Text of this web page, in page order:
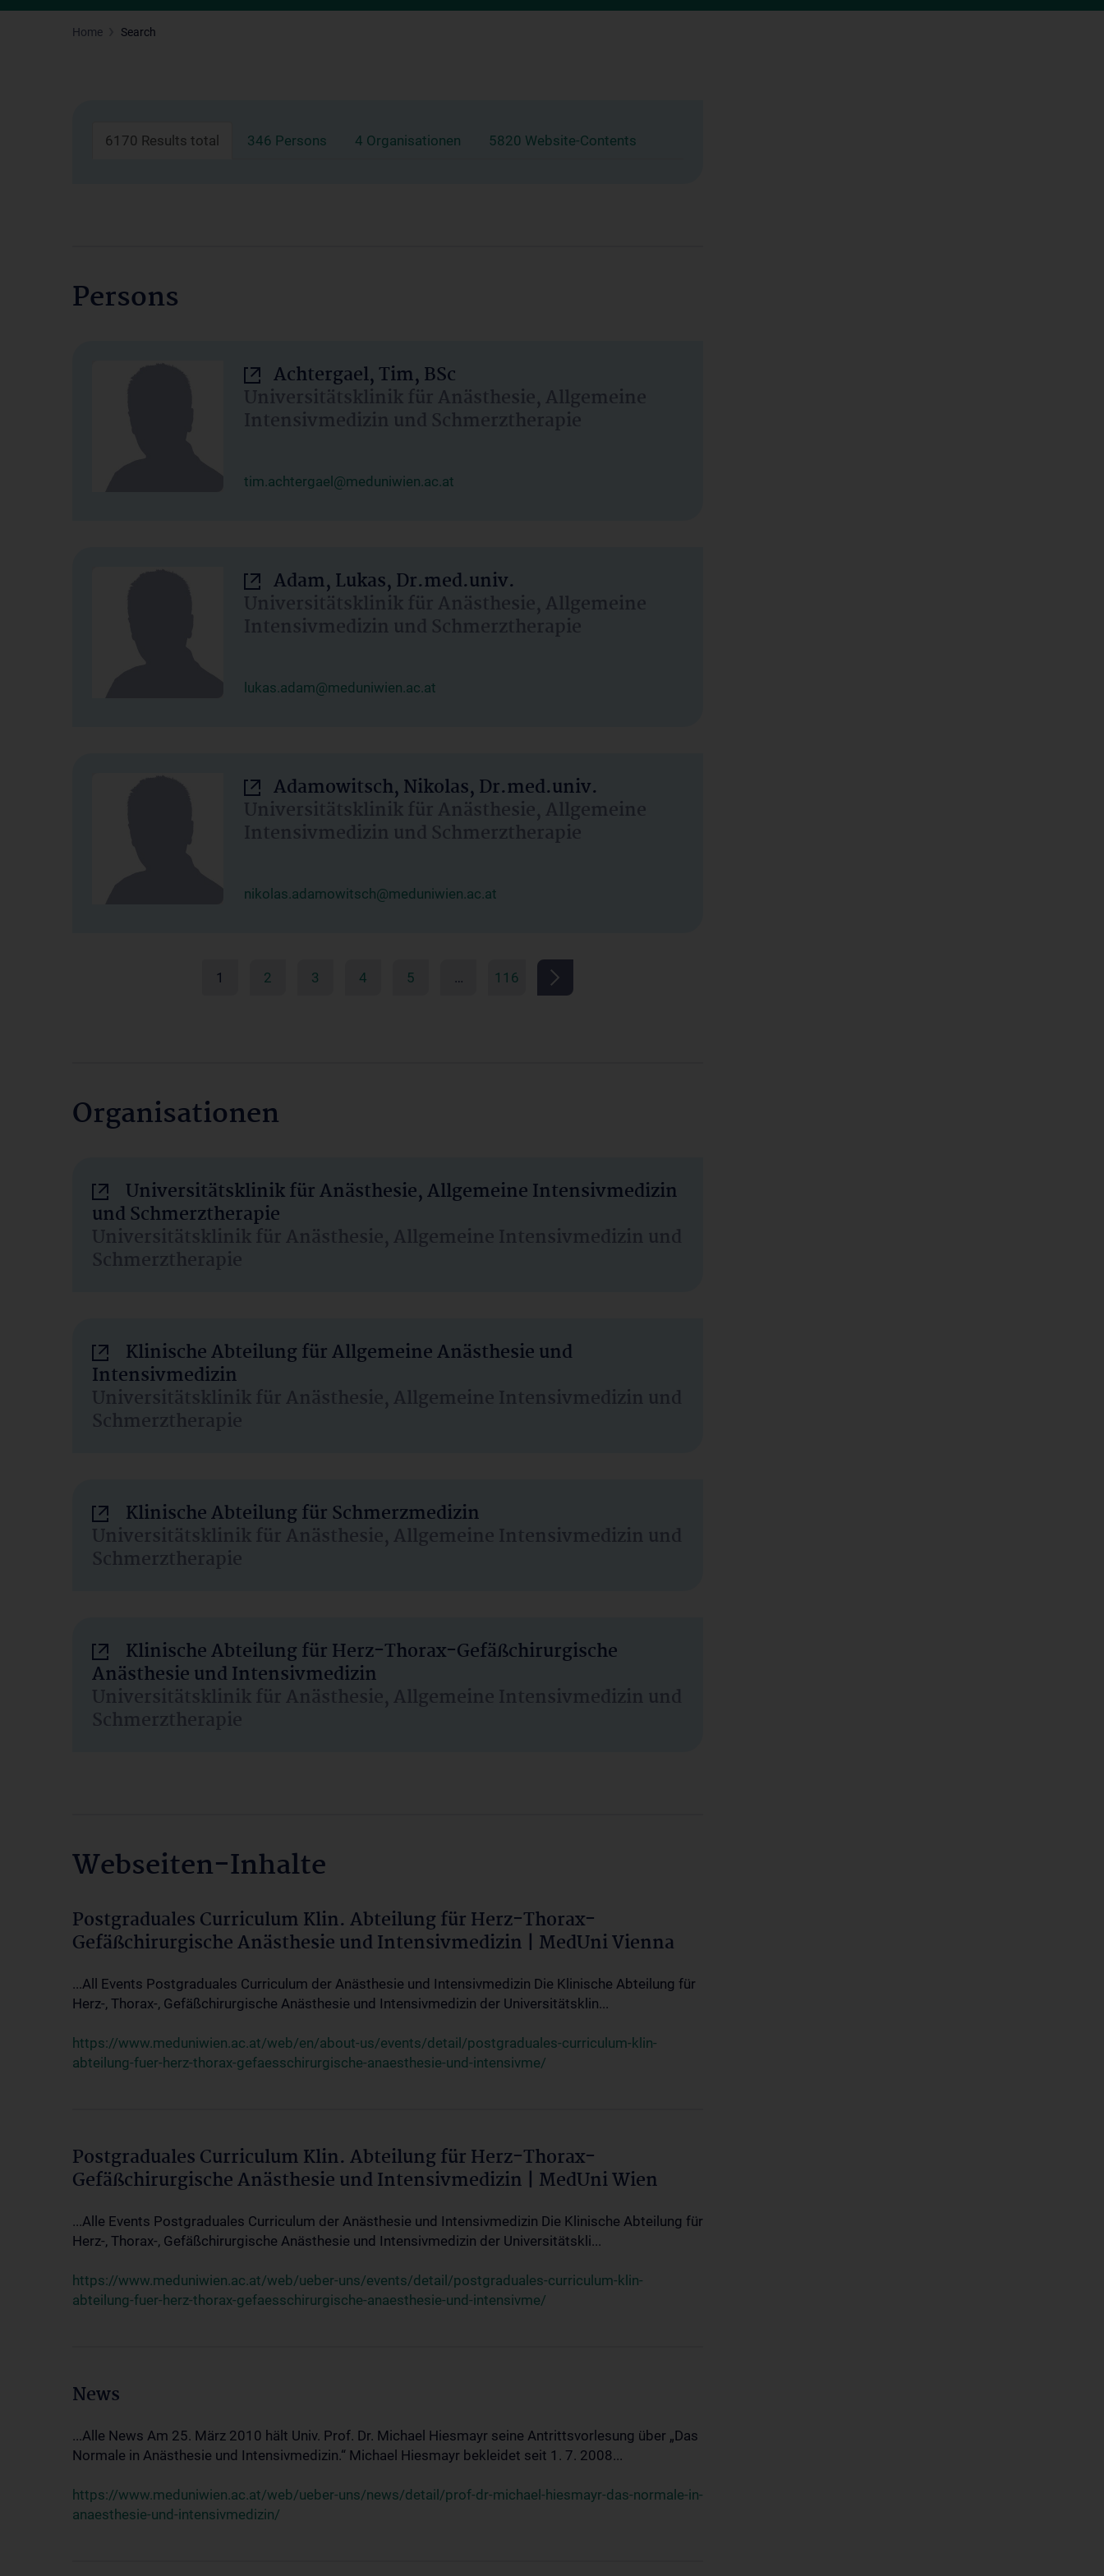
Home Search
6170 Results total 346 Persons 4 Organisationen 5820 Website-Contents
Persons
Achtergael, Tim, BSc
Universitätsklinik für Anästhesie, Allgemeine
Intensivmedizin und Schmerztherapie
tim.achtergael@meduniwien.ac.at
Adam, Lukas, Dr.med.univ.
Universitätsklinik für Anästhesie, Allgemeine
Intensivmedizin und Schmerztherapie
lukas.adam@meduniwien.ac.at
Adamowitsch, Nikolas, Dr.med.univ.
Universitätsklinik für Anästhesie, Allgemeine
Intensivmedizin und Schmerztherapie
nikolas.adamowitsch@meduniwien.ac.at
1 2 3 4 5 … 116
Organisationen
Universitätsklinik für Anästhesie, Allgemeine Intensivmedizin
und Schmerztherapie
Universitätsklinik für Anästhesie, Allgemeine Intensivmedizin und
Schmerztherapie
Klinische Abteilung für Allgemeine Anästhesie und
Intensivmedizin
Universitätsklinik für Anästhesie, Allgemeine Intensivmedizin und
Schmerztherapie
Klinische Abteilung für Schmerzmedizin
Universitätsklinik für Anästhesie, Allgemeine Intensivmedizin und
Schmerztherapie
Klinische Abteilung für Herz-Thorax-Gefäßchirurgische
Anästhesie und Intensivmedizin
Universitätsklinik für Anästhesie, Allgemeine Intensivmedizin und
Schmerztherapie
Webseiten-Inhalte
Postgraduales Curriculum Klin. Abteilung für Herz-Thorax-
Gefäßchirurgische Anästhesie und Intensivmedizin | MedUni Vienna
...All Events Postgraduales Curriculum der Anästhesie und Intensivmedizin Die Klinische Abteilung für
Herz-, Thorax-, Gefäßchirurgische Anästhesie und Intensivmedizin der Universitätsklin...
https://www.meduniwien.ac.at/web/en/about-us/events/detail/postgraduales-curriculum-klin-
abteilung-fuer-herz-thorax-gefaesschirurgische-anaesthesie-und-intensivme/
Postgraduales Curriculum Klin. Abteilung für Herz-Thorax-
Gefäßchirurgische Anästhesie und Intensivmedizin | MedUni Wien
...Alle Events Postgraduales Curriculum der Anästhesie und Intensivmedizin Die Klinische Abteilung für
Herz-, Thorax-, Gefäßchirurgische Anästhesie und Intensivmedizin der Universitätskli...
https://www.meduniwien.ac.at/web/ueber-uns/events/detail/postgraduales-curriculum-klin-
abteilung-fuer-herz-thorax-gefaesschirurgische-anaesthesie-und-intensivme/
News
...Alle News Am 25. März 2010 hält Univ. Prof. Dr. Michael Hiesmayr seine Antrittsvorlesung über „Das
Normale in Anästhesie und Intensivmedizin.“ Michael Hiesmayr bekleidet seit 1. 7. 2008...
https://www.meduniwien.ac.at/web/ueber-uns/news/detail/prof-dr-michael-hiesmayr-das-normale-in-
anaesthesie-und-intensivmedizin/